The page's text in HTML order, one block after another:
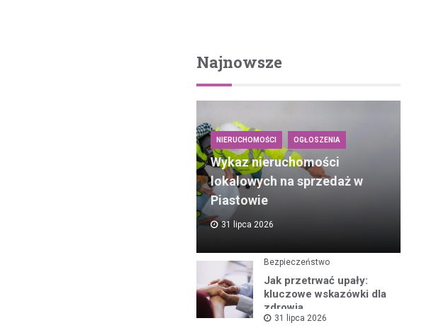
Najnowsze
NIERUCHOMOŚCI OGŁOSZENIA
Wykaz nieruchomości
lokalowych na sprzedaż w
Piastowie
31 lipca 2026
Bezpieczeństwo
Jak przetrwać upały:
kluczowe wskazówki dla
zdrowia
31 lipca 2026